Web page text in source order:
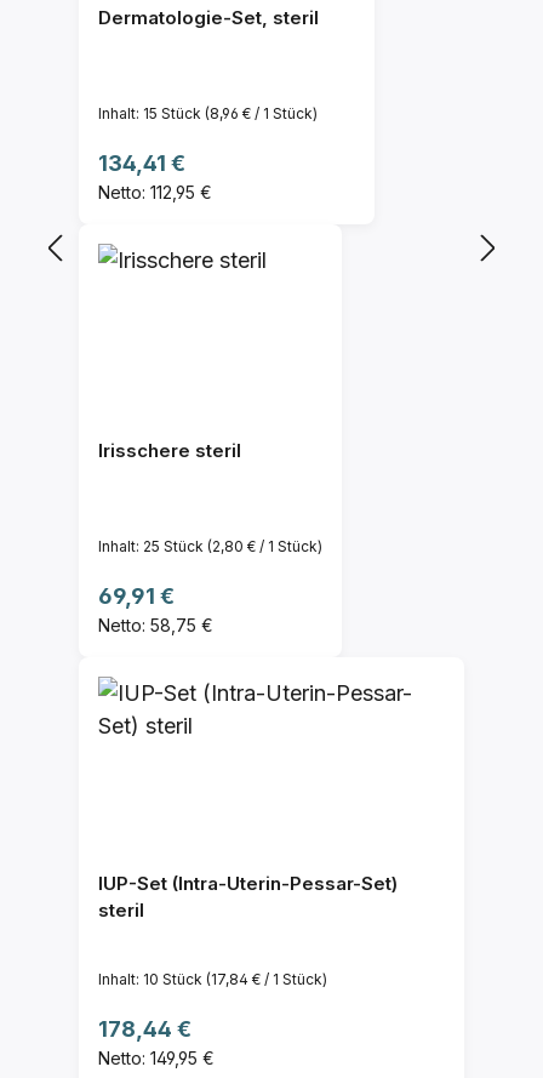
Dermatologie-Set, steril
Inhalt: 15 Stück (8,96 € / 1 Stück)
Regulärer Preis:
134,41 €
Netto: 112,95 €
Irisschere steril
Inhalt: 25 Stück (2,80 € / 1 Stück)
Regulärer Preis:
69,91 €
Netto: 58,75 €
IUP-Set (Intra-Uterin-Pessar-Set)
steril
Inhalt: 10 Stück (17,84 € / 1 Stück)
Regulärer Preis:
178,44 €
Netto: 149,95 €